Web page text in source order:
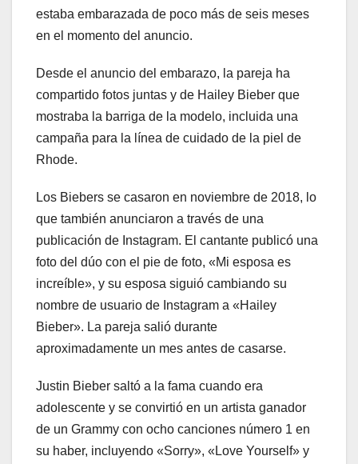
estaba embarazada de poco más de seis meses
en el momento del anuncio.
Desde el anuncio del embarazo, la pareja ha
compartido fotos juntas y de Hailey Bieber que
mostraba la barriga de la modelo, incluida una
campaña para la línea de cuidado de la piel de
Rhode.
Los Biebers se casaron en noviembre de 2018, lo
que también anunciaron a través de una
publicación de Instagram. El cantante publicó una
foto del dúo con el pie de foto, «Mi esposa es
increíble», y su esposa siguió cambiando su
nombre de usuario de Instagram a «Hailey
Bieber». La pareja salió durante
aproximadamente un mes antes de casarse.
Justin Bieber saltó a la fama cuando era
adolescente y se convirtió en un artista ganador
de un Grammy con ocho canciones número 1 en
su haber, incluyendo «Sorry», «Love Yourself» y